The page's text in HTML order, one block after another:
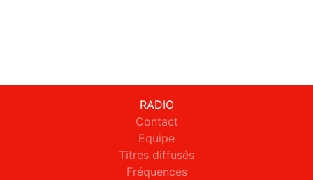
RADIO
Contact
Equipe
Titres diffusés
Fréquences